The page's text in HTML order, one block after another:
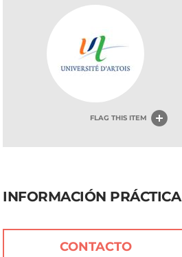
FLAG THIS ITEM
INFORMACIÓN PRÁCTICA
CONTACTO